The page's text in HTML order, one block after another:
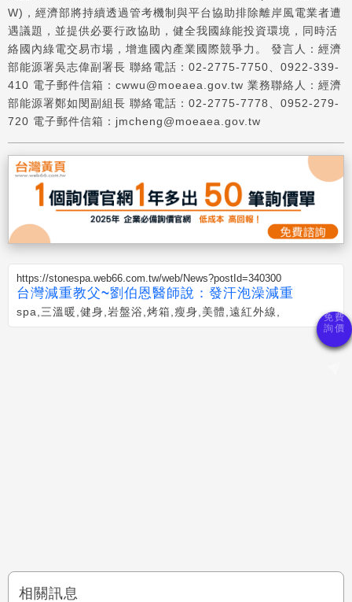
W)，經濟部將持續透過管考機制與平台協助排除離岸風電業者遭
遇議題，並提供必要行政協助，健全我國綠能投資環境，同時活
絡國內綠電交易市場，增進國內產業國際競爭力。 發言人：經濟
部能源署吳志偉副署長 聯絡電話：02-2775-7750、0922-339-
410 電子郵件信箱：cwwu@moeaea.gov.tw 業務聯絡人：經濟
部能源署鄭如閔副組長 聯絡電話：02-2775-7778、0952-279-
720 電子郵件信箱：jmcheng@moeaea.gov.tw
https://stonespa.web66.com.tw/web/News?postId=340300
台灣減重教父~劉伯恩醫師說：發汗泡澡減重
spa,三溫暖,健身,岩盤浴,烤箱,瘦身,美體,遠紅外線,
相關訊息